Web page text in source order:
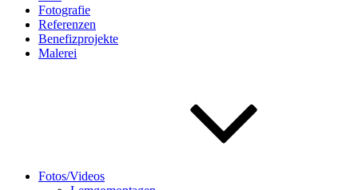
Fotografie
Referenzen
Benefizprojekte
Malerei
Fotos/Videos